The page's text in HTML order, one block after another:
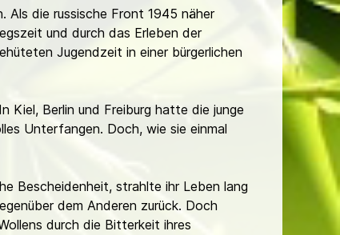
Als die russische Front 1945 näher
und durch das Erleben der
Jugendzeit in einer bürgerlichen
Kiel, Berlin und Freiburg hatte die junge
Unterfangen. Doch, wie sie einmal
Bescheidenheit, strahlte ihr Leben lang
dem Anderen zurück. Doch
durch die Bitterkeit ihres